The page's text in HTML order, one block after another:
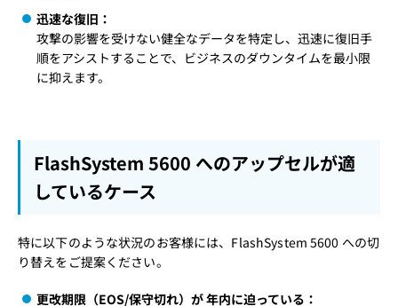
迅速な復旧：
攻撃の影響を受けない健全なデータを特定し、迅速に復旧手
順をアシストすることで、ビジネスのダウンタイムを最小限
に抑えます。
FlashSystem 5600 へのアップセルが適
しているケース
特に以下のような状況のお客様には、FlashSystem 5600 への切
り替えをご提案ください。
更改期限（EOS/保守切れ）が 年内に迫っている：